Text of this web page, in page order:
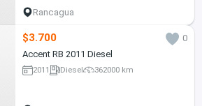
Rancagua
$3.700
0
Accent RB 2011 Diesel
2011 Diesel 362000 km